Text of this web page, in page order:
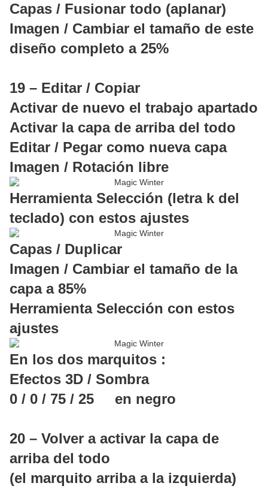
Capas / Fusionar todo (aplanar)
Imagen / Cambiar el tamaño de este
diseño completo a 25%
19 – Editar / Copiar
Activar de nuevo el trabajo apartado
Activar la capa de arriba del todo
Editar / Pegar como nueva capa
Imagen / Rotación libre
Herramienta Selección (letra k del
teclado) con estos ajustes
Capas / Duplicar
Imagen / Cambiar el tamaño de la
capa a 85%
Herramienta Selección con estos
ajustes
En los dos marquitos :
Efectos 3D / Sombra
0 / 0 / 75 / 25 en negro
20 – Volver a activar la capa de
arriba del todo
(el marquito arriba a la izquierda)